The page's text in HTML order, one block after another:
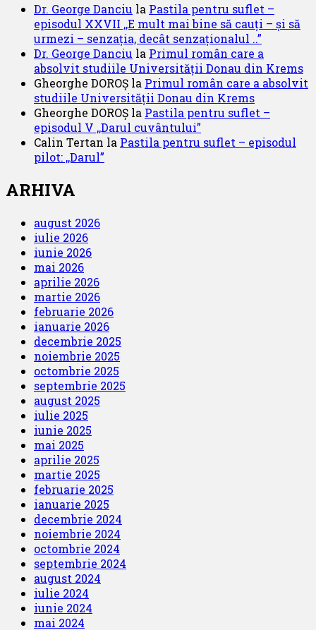
Dr. George Danciu la Pastila pentru suflet –
episodul XXVII ,,E mult mai bine să cauți – și să
urmezi – senzația, decât senzaționalul ..”
Dr. George Danciu la Primul român care a
absolvit studiile Universității Donau din Krems
Gheorghe DOROȘ la Primul român care a absolvit
studiile Universității Donau din Krems
Gheorghe DOROȘ la Pastila pentru suflet –
episodul V ,,Darul cuvântului”
Calin Tertan la Pastila pentru suflet – episodul
pilot: ,,Darul”
ARHIVA
august 2026
iulie 2026
iunie 2026
mai 2026
aprilie 2026
martie 2026
februarie 2026
ianuarie 2026
decembrie 2025
noiembrie 2025
octombrie 2025
septembrie 2025
august 2025
iulie 2025
iunie 2025
mai 2025
aprilie 2025
martie 2025
februarie 2025
ianuarie 2025
decembrie 2024
noiembrie 2024
octombrie 2024
septembrie 2024
august 2024
iulie 2024
iunie 2024
mai 2024